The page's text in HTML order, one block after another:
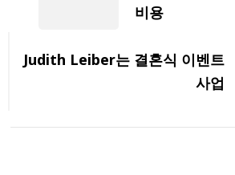
비용
Judith Leiber는 결혼식 이벤트
사업